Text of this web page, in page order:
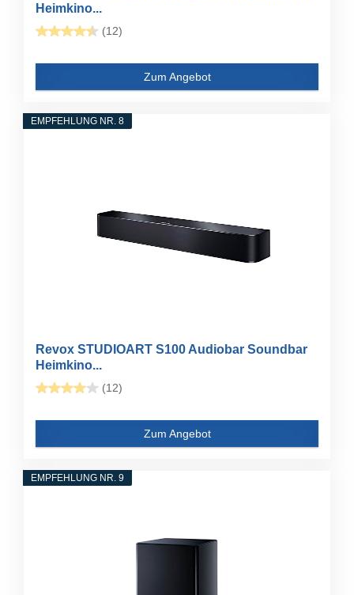
Heimkino...
(12)
Zum Angebot
EMPFEHLUNG NR. 8
Revox STUDIOART S100 Audiobar Soundbar
Heimkino...
(12)
Zum Angebot
EMPFEHLUNG NR. 9